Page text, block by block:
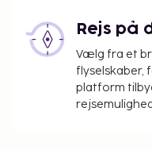
Rejs på
Vælg fra et
flyselskaber,
platform